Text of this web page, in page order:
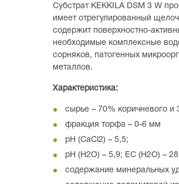
Субстрат KEKKILA DSM 3 W
имеет отрегулированный
содержит поверхностно-
необходимые комплексные
сорняков, патогенных
металлов.
Характеристика:
сырье – 70% коричневого и
фракция торфа – 0-6 мм
рН (СаСl2) – 5,5;
рН (Н2O) – 5,9; ЕС (Н2O) –
содержание минеральных